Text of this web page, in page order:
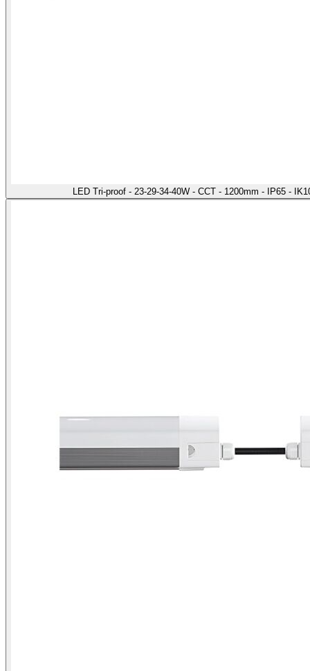
LED Tri-proof - 23-29-34-40W - CCT - 1200mm - IP65 -